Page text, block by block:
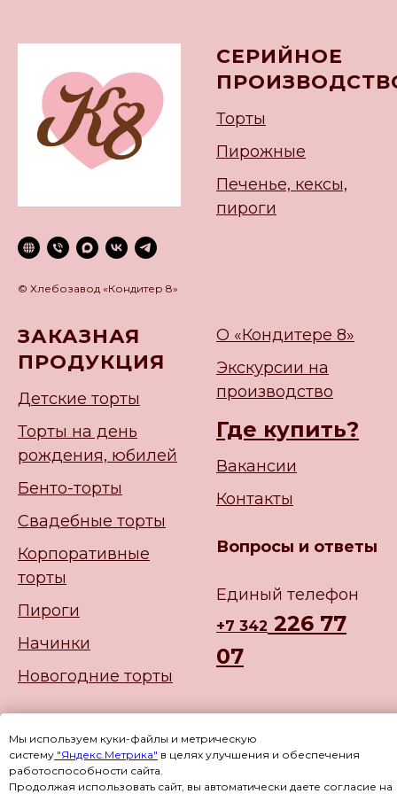
© Хлебозавод «Кондитер 8»
СЕРИЙНОЕ
Торты
Пирожные
Печенье, кексы,
пироги
ЗАКАЗНАЯ
ПРОДУКЦИЯ
Детские торты
Торты на день
рождения, юбилей
Бенто-торты
Свадебные торты
Корпоративные
торты
Пироги
Начинки
Новогодние торты
О «Кондитере 8»
Экскурсии на
производство
Где купить?
Вакансии
Контакты
Вопросы и ответы
Единый телефон
+7 342 226 77
07
Мы используем куки-файлы и метрическую
систему "Яндекс.Метрика" в целях улучшения и обеспечения
работоспособности сайта.
Продолжая использовать сайт, вы автоматически даете согласие на